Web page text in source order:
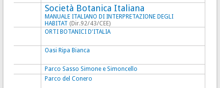
Società Botanica Italiana
MANUALE ITALIANO DI INTERPRETAZIONE DEGLI
HABITAT (Dir.92/43/CEE)
ORTI BOTANICI D'ITALIA
Oasi Ripa Bianca
Parco Sasso Simone e Simoncello
Parco del Conero